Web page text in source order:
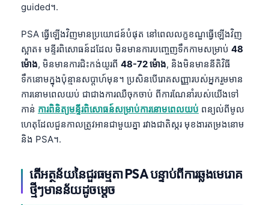
guided។.
PSA ធ្វើឡើងវិញមានប្រយោជន៍បំផុត នៅពេលលក្ខខណ្ឌធ្វើឡើងវិញ
ស្អាត៖ មន្ទីរពិសោធន៍ដដែល មិនមានការបញ្ចេញទឹកកាមសម្រាប់ 48
ម៉ោង, មិនមានការជិះកង់យូរពី 48-72 ម៉ោង, និងមិនមាននីតិវិធី
ទឹកនោមក្នុងប៉ុន្មានសប្តាហ៍មុន។ ប្រសិនបើរោគសញ្ញារបស់អ្នករួមមាន
ការនោមពេលយប់ ជាជាងការឈឺចុកចាប់ ពីការណែនាំរបស់យើងទៅ
កាន់ ការពិនិត្យមន្ទីរពិសោធន៍សម្រាប់ការនោមពេលយប់ ពន្យល់ពីមូល
ហេតុដែលជួនកាលត្រូវអានជាមួយគ្នា រវាងជាតិស្ករ មុខងារតម្រងនោម
និង PSA។.
តើអត្ថន័យនៃជួរធម្មតា PSA បន្ទាប់ពីការឆ្លងមេរោគ
ថ្មីៗមានន័យដូចម្តេច